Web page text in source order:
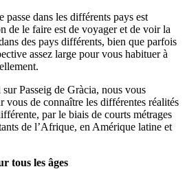
passe dans les différents pays est
de le faire est de voyager et de voir la
des pays différents, bien que parfois
assez large pour vous habituer à
Passeig de Gràcia, nous vous
vous de connaître les différentes réalités
par le biais de courts métrages
de l’Afrique, en Amérique latine et
tous les âges